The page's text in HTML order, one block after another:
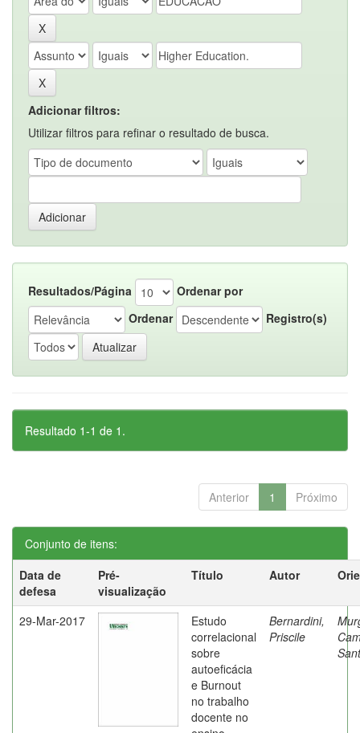
Adicionar filtros:
Utilizar filtros para refinar o resultado de busca.
Resultados/Página
Ordenar por
Ordenar
Registro(s)
Resultado 1-1 de 1.
Anterior 1 Próximo
Conjunto de itens:
Data de
defesa
Pré-
visualização
Título Autor
29-Mar-2017
Estudo
correlacional
sobre
autoeficácia
e Burnout
no trabalho
docente no
Bernardini,
Priscile